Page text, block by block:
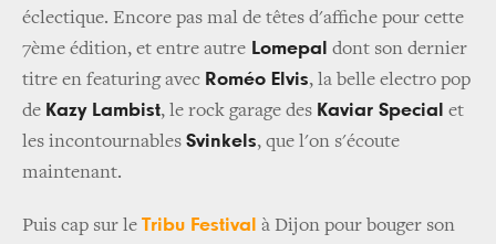
éclectique. Encore pas mal de têtes d'affiche pour cette
7ème édition, et entre autre Lomepal dont son dernier
titre en featuring avec Roméo Elvis, la belle electro pop
de Kazy Lambist, le rock garage des Kaviar Special et
les incontournables Svinkels, que l'on s'écoute
maintenant.
Puis cap sur le Tribu Festival à Dijon pour bouger son